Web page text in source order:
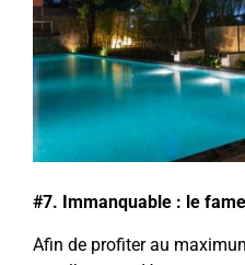
#7. Immanquable : le
Afin de profiter au